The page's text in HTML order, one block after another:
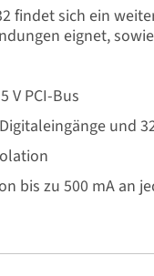
findet sich ein
eignet,
V PCI-Bus
und
bis zu 500 mA an